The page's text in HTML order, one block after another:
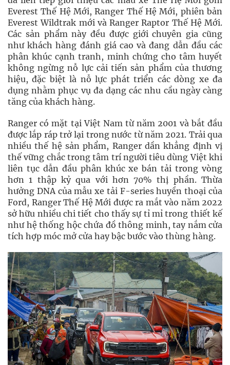
Everest Thế Hệ Mới, Ranger Thế Hệ Mới, phiên bản
Everest Wildtrak mới và Ranger Raptor Thế Hệ Mới.
Các sản phẩm này đều được giới chuyên gia cũng
như khách hàng đánh giá cao và đang dẫn đầu các
phân khúc cạnh tranh, minh chứng cho tâm huyết
không ngừng nỗ lực cải tiến sản phẩm của thương
hiệu, đặc biệt là nỗ lực phát triển các dòng xe đa
dụng nhằm phục vụ đa dạng các nhu cầu ngày càng
tăng của khách hàng.
Ranger có mặt tại Việt Nam từ năm 2001 và bắt đầu
được lắp ráp trở lại trong nước từ năm 2021. Trải qua
nhiều thế hệ sản phẩm, Ranger dần khẳng định vị
thế vững chắc trong tâm trí người tiêu dùng Việt khi
liên tục dẫn đầu phân khúc xe bán tải trong vòng
hơn 1 thập kỷ qua với hơn 70% thị phần. Thừa
hưởng DNA của mẫu xe tải F-series huyền thoại của
Ford, Ranger Thế Hệ Mới được ra mắt vào năm 2022
sở hữu nhiều chi tiết cho thấy sự tỉ mỉ trong thiết kế
như hệ thống hộc chứa đồ thông minh, tay nắm cửa
tích hợp móc mở cửa hay bậc bước vào thùng hàng.